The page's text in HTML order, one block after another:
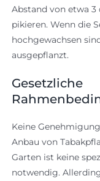
Abstand von etwa 3
pikieren. Wenn die
hochgewachsen
ausgepflanzt.
Gesetzliche
Keine
Anbau von
Garten ist keine
notwendig.